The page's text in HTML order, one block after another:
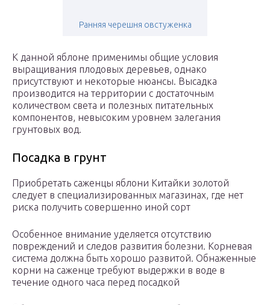
Ранняя черешня овстуженка
К данной яблоне применимы общие условия
выращивания плодовых деревьев, однако
присутствуют и некоторые нюансы. Высадка
производится на территории с достаточным
количеством света и полезных питательных
компонентов, невысоким уровнем залегания
грунтовых вод.
Посадка в грунт
Приобретать саженцы яблони Китайки золотой
следует в специализированных магазинах, где нет
риска получить совершенно иной сорт
Особенное внимание уделяется отсутствию
повреждений и следов развития болезни. Корневая
система должна быть хорошо развитой. Обнаженные
корни на саженце требуют выдержки в воде в
течение одного часа перед посадкой